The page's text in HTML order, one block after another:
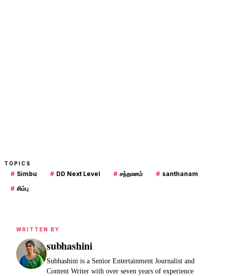
TOPICS
# Simbu # DD Next Level # சந்தானம் # santhanam
# சிம்பு
WRITTEN BY
subhashini
Subhashini is a Senior Entertainment Journalist and
Content Writer with over seven years of experience